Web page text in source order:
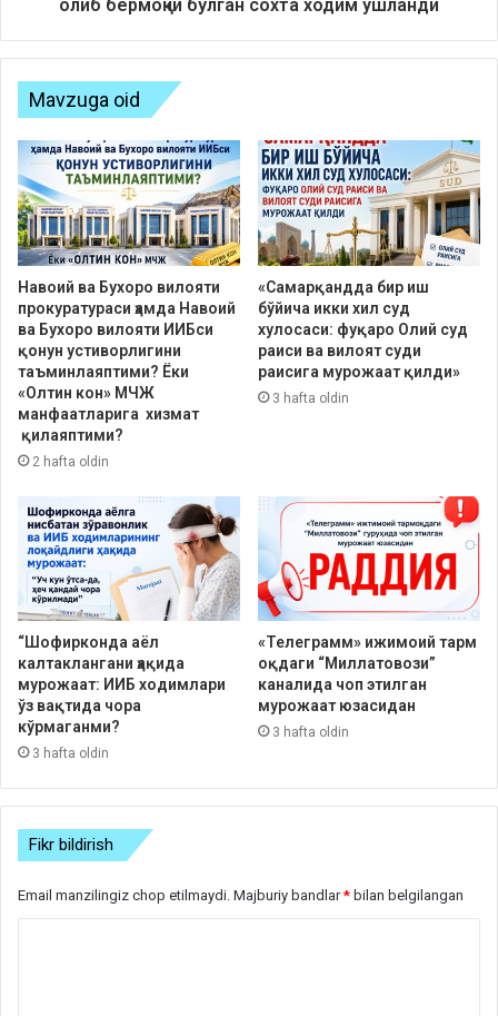
олиб бермоқчи бўлган сохта ходим ушланди
Mavzuga oid
Навоий ва Бухоро вилояти
прокуратураси ҳамда Навоий
ва Бухоро вилояти ИИБси
қонун устиворлигини
таъминлаяптими? Ёки
«Олтин кон» МЧЖ
манфаатларига хизмат
қилаяптими?
2 hafta oldin
«Самарқандда бир иш
бўйича икки хил суд
хулосаси: фуқаро Олий суд
раиси ва вилоят суди
раисига мурожаат қилди»
3 hafta oldin
“Шофирконда аёл
калтаклангани ҳақида
мурожаат: ИИБ ходимлари
ўз вақтида чора
кўрмаганми?
3 hafta oldin
«Телеграмм» ижимоий тарм
оқдаги “Миллатовози”
каналида чоп этилган
мурожаат юзасидан
3 hafta oldin
Fikr bildirish
Email manzilingiz chop etilmaydi. Majburiy bandlar* bilan belgilangan